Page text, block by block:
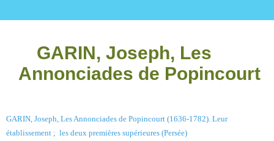
GARIN, Joseph, Les
Annonciades de Popincourt
GARIN, Joseph, Les Annonciades de Popincourt (1636-1782). Leur
établissement ; les deux premières supérieures (Persée)